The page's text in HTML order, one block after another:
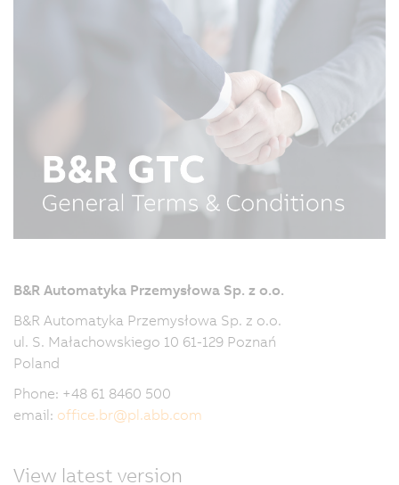
B&R Automatyka Przemysłowa Sp. z o.o.
B&R Automatyka Przemysłowa Sp. z o.o.
ul. S. Małachowskiego 10 61-129 Poznań
Poland
Phone: +48 61 8460 500
email: office.br@pl.abb.com
View latest version